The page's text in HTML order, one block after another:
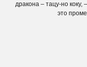
дракона – тацу-но
это